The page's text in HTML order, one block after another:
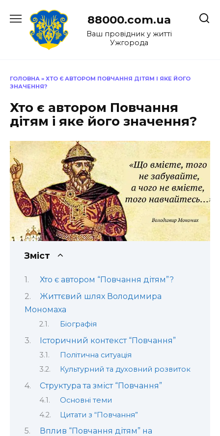
до
88000.com.ua
Ваш провідник у житті
Ужгорода
ГОЛОВНА » ХТО Є АВТОРОМ ПОВЧАННЯ ДІТЯМ І ЯКЕ ЙОГО
ЗНАЧЕННЯ?
Хто є автором Повчання
дітям і яке його значення?
Зміст
Хто є автором “Повчання дітям”?
Життєвий шлях Володимира
Мономаха
Біографія
Історичний контекст “Повчання”
Політична ситуація
Культурний та духовний розвиток
Структура та зміст “Повчання”
Основні теми
Цитати з “Повчання”
Вплив “Повчання дітям” на